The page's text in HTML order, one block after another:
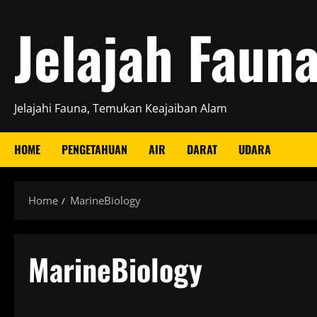
content
Jelajah
Jelajahi Fauna, Temukan Keajaiban Alam
HOME PENGETAHUAN AIR DARAT UDARA
Home MarineBiology
MarineBiology